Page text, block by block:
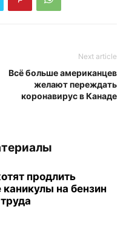
Next article
Всё больше американцев
желают переждать
коронавирус в Канаде
продлить
каникулы на бензин